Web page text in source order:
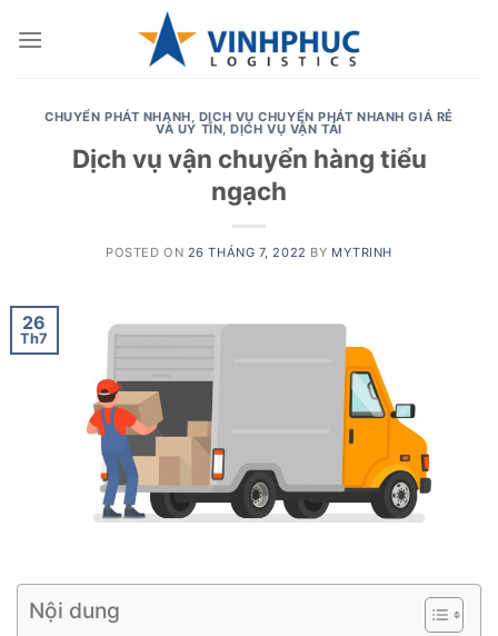
CHUYỂN PHÁT NHANH, DỊCH VỤ CHUYỂN PHÁT NHANH GIÁ RẺ
VÀ UY TÍN,DỊCH VỤ VẬN TẢI
Dịch vụ vận chuyển hàng tiểu
ngạch
POSTED ON 26 THÁNG 7, 2022 BY MYTRINH
26
Th7
Nội dung